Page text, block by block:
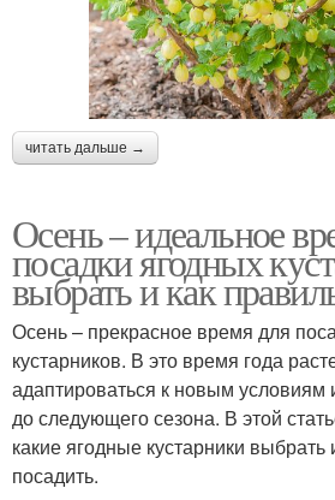
читать дальше →
Осень – идеальное
посадки ягодных
выбрать и как
Осень – прекрасное время для
кустарников. В это время года
адаптироваться к новым условиям
до следующего сезона. В этой
какие ягодные кустарники выбрать
посадить.